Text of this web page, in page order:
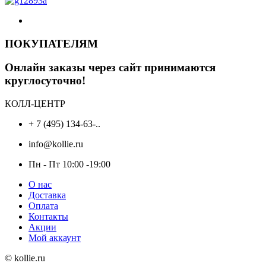
ПОКУПАТЕЛЯМ
Онлайн заказы через сайт принимаются
круглосуточно!
КОЛЛ-ЦЕНТР
+ 7 (495) 134-63-..
info@kollie.ru
Пн - Пт 10:00 -19:00
О нас
Доставка
Оплата
Контакты
Акции
Мой аккаунт
© kollie.ru